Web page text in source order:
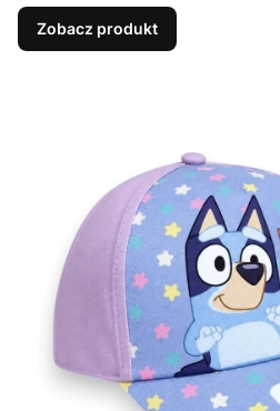
Zobacz produkt